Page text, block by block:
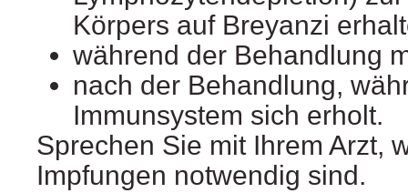
Körpers auf Breyanzi
während der Behandlung
nach der Behandlung,
Immunsystem sich erholt.
Sprechen Sie mit Ihrem Arzt,
Impfungen notwendig sind.